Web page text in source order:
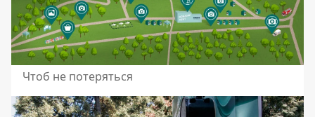
Чтоб не потеряться